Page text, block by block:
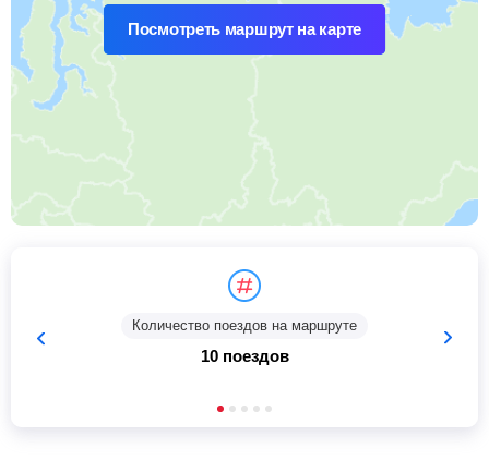
Посмотреть маршрут на карте
Количество поездов на маршруте
10 поездов